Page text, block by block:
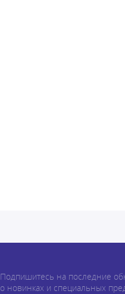
Подпишитесь на последние
о новинках и специальных